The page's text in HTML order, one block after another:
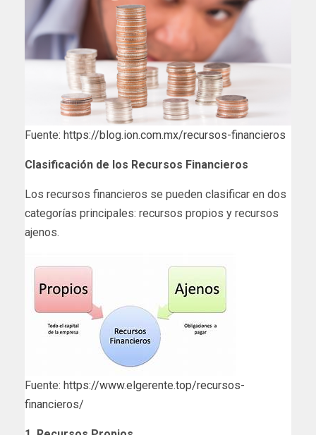
Fuente: https://blog.ion.com.mx/recursos-financieros
Clasificación de los Recursos Financieros
Los recursos financieros se pueden clasificar en dos
categorías principales: recursos propios y recursos
ajenos.
Fuente: https://www.elgerente.top/recursos-
financieros/